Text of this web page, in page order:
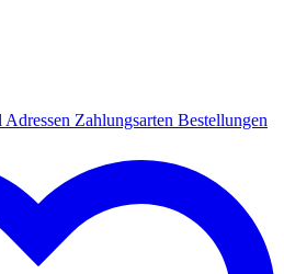
Adressen Zahlungsarten Bestellungen